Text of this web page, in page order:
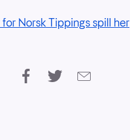
Norsk Tippings spill her